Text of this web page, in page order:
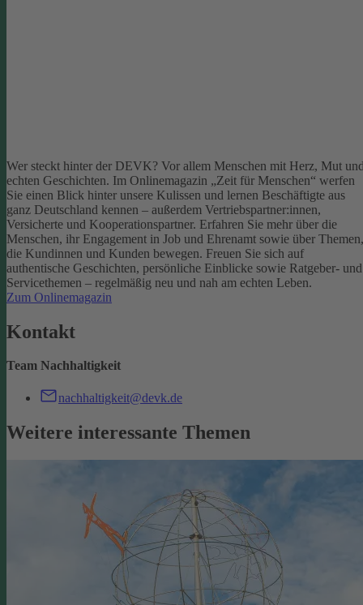
Wer steckt hinter der DEVK? Vor allem Menschen mit Herz, Mut
echten Geschichten. Im Onlinemagazin „Zeit für Menschen“ werfen
Sie einen Blick hinter unsere Kulissen und lernen Beschäftigte aus
ganz Deutschland kennen – außerdem Vertriebspartner:innen,
Versicherte und Kooperationspartner. Erfahren Sie mehr über die
Menschen, ihr Engagement in Job und Ehrenamt sowie über Themen,
die Kundinnen und Kunden bewegen. Freuen Sie sich auf
authentische Geschichten, persönliche Einblicke sowie Ratgeber- und
Servicethemen – regelmäßig neu und nah am echten Leben.
Zum Onlinemagazin
Kontakt
Team Nachhaltigkeit
nachhaltigkeit@devk.de
Weitere interessante Themen